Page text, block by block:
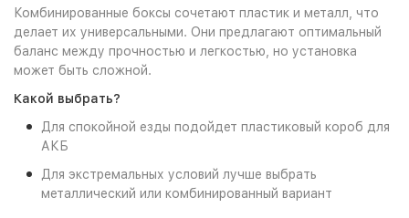
Комбинированные боксы сочетают пластик и металл, что
делает их универсальными. Они предлагают оптимальный
баланс между прочностью и легкостью, но установка
может быть сложной.
Какой выбрать?
Для спокойной езды подойдет пластиковый короб для
АКБ
Для экстремальных условий лучше выбрать
металлический или комбинированный вариант